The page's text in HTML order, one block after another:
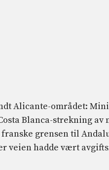
Alicante-området:
Blanca-strekning av
grensen til
veien hadde vært